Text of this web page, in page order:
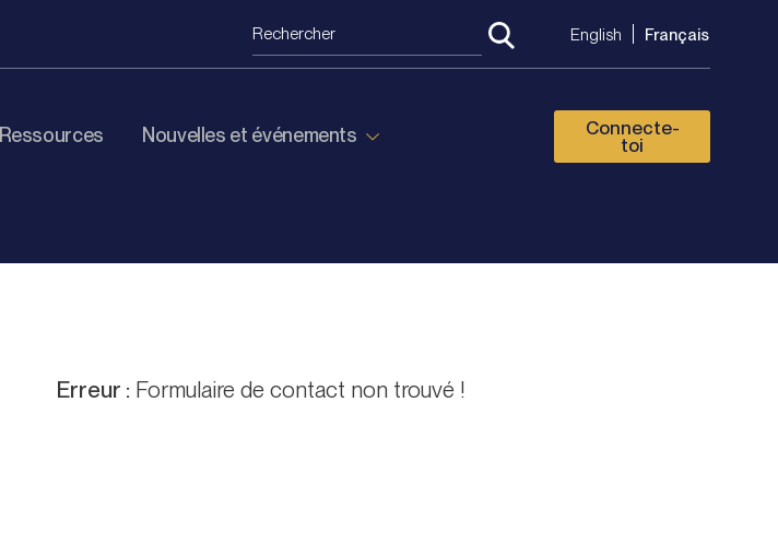
English Français
Ressources Nouvelles et événements
Connecte-
toi
Erreur :Formulaire de contact non trouvé !